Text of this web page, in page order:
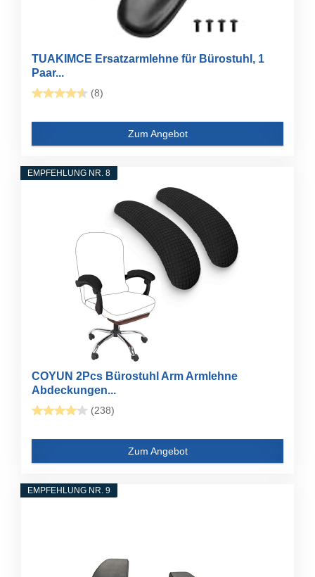
TUAKIMCE Ersatzarmlehne für Bürostuhl, 1
Paar...
(8)
Zum Angebot
EMPFEHLUNG NR. 8
COYUN 2Pcs Bürostuhl Arm Armlehne
Abdeckungen...
(238)
Zum Angebot
EMPFEHLUNG NR. 9